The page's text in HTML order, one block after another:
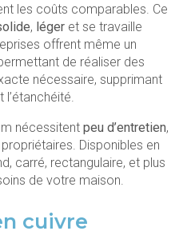
les coûts comparables. Ce
, léger et se travaille
offrent même un
de réaliser des
nécessaire, supprimant
nécessitent peu d’entretien,
Disponibles en
carré, rectangulaire, et plus
de votre maison.
cuivre